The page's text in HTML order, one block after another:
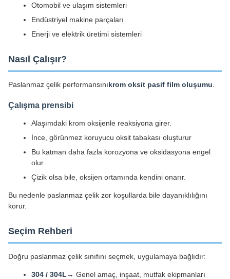
Otomobil ve ulaşım sistemleri
Endüstriyel makine parçaları
Enerji ve elektrik üretimi sistemleri
Nasıl Çalışır?
Paslanmaz çelik performansınıkrom oksit pasif film oluşumu
Çalışma prensibi
Alaşımdaki krom oksijenle reaksiyona girer.
İnce, görünmez koruyucu oksit tabakası oluşturur
Bu katman daha fazla korozyona ve oksidasyona engel
olur
Çizik olsa bile, oksijen ortamında kendini onarır.
Bu nedenle paslanmaz çelik zor koşullarda bile dayanıklılığını
korur.
Seçim Rehberi
Doğru paslanmaz çelik sınıfını seçmek, uygulamaya bağlıdır:
304 / 304L→ Genel amaç, inşaat, mutfak ekipmanları